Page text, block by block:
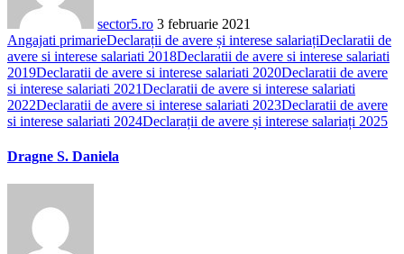
sector5.ro 3 februarie 2021
Angajati primarieDeclarații de avere și interese salariațiDeclaratii de
avere si interese salariati 2018Declaratii de avere si interese salariati
2019Declaratii de avere si interese salariati 2020Declaratii de avere
si interese salariati 2021Declaratii de avere si interese salariati
2022Declaratii de avere si interese salariati 2023Declaratii de avere
si interese salariati 2024Declarații de avere și interese salariați 2025
Dragne S. Daniela